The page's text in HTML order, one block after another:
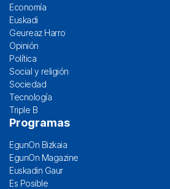
Economía
Euskadi
Geureaz Harro
Opinión
Política
Social y religión
Sociedad
Tecnología
Triple B
Programas
EgunOn Bizkaia
EgunOn Magazine
Euskadin Gaur
Es Posible